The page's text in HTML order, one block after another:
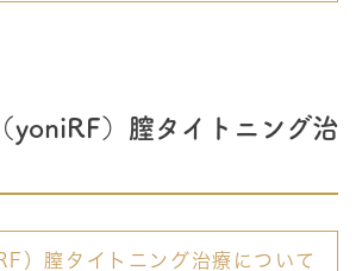
yoniRF）膣タイトニング治
）膣タイトニング治療について